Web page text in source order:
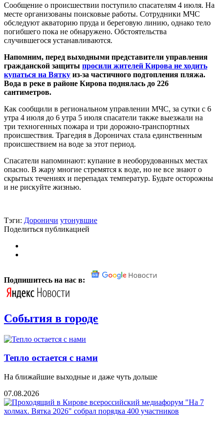
Сообщение о происшествии поступило спасателям 4 июля. На
месте организованы поисковые работы. Сотрудники МЧС
обследуют акваторию пруда и береговую линию, однако тело
погибшего пока не обнаружено. Обстоятельства
случившегося устанавливаются.
Напомним, перед выходными представители управления
гражданской защиты просили жителей Кирова не ходить
купаться на Вятку из-за частичного подтопления пляжа.
Вода в реке в районе Кирова поднялась до 226
сантиметров.
Как сообщили в региональном управлении МЧС, за сутки с 6
утра 4 июля до 6 утра 5 июля спасатели также выезжали на
три техногенных пожара и три дорожно-транспортных
происшествия. Трагедия в Дороничах стала единственным
происшествием на воде за этот период.
Спасатели напоминают: купание в необорудованных местах
опасно. В жару многие стремятся к воде, но не все знают о
скрытых течениях и перепадах температур. Будьте осторожны
и не рискуйте жизнью.
Тэги: Дороничи утонувшие
Поделиться публикацией
Подпишитесь на нас в:
События в городе
Тепло остается с нами
На ближайшие выходные и даже чуть дольше
07.08.2026